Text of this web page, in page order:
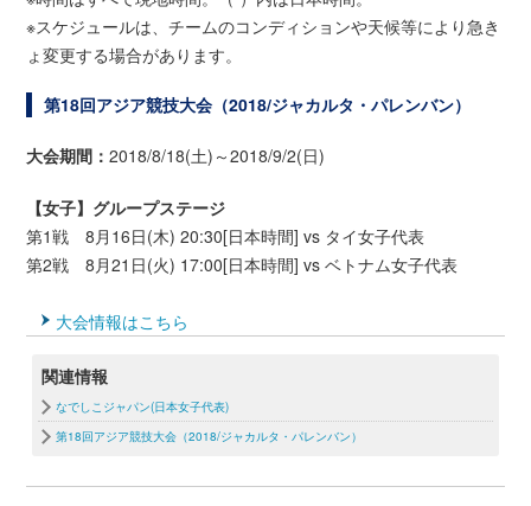
※スケジュールは、チームのコンディションや天候等により急き
ょ変更する場合があります。
第18回アジア競技大会（2018/ジャカルタ・パレンバン）
大会期間：2018/8/18(土)～2018/9/2(日)
【女子】グループステージ
第1戦 8月16日(木) 20:30[日本時間] vs タイ女子代表
第2戦 8月21日(火) 17:00[日本時間] vs ベトナム女子代表
大会情報はこちら
関連情報
なでしこジャパン(日本女子代表)
第18回アジア競技大会（2018/ジャカルタ・パレンバン）